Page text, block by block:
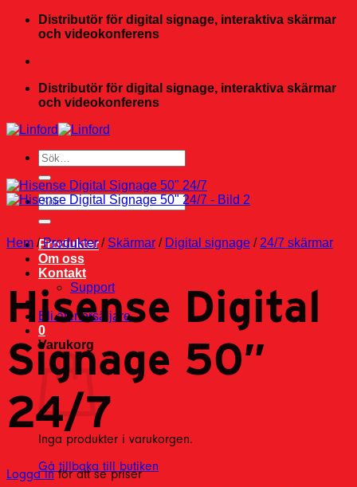
Skip
Distributör för digital signage, interaktiva skärmar
och videokonferens
Distributör för digital signage, interaktiva skärmar
och videokonferens
Sök
efter:
Sök
efter:
Produkter
Om oss
Kontakt
Support
Bli återförsäljare
0
Varukorg
Inga produkter i varukorgen.
Gå tillbaka till butiken
Hem / Produkter / Skärmar / Digital signage / 24/7 skärmar
Hisense Digital
Signage 50″
24/7
Logga inför att se priser